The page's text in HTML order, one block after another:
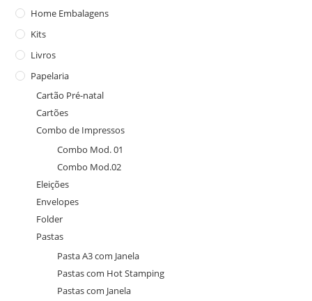
Home Embalagens
Kits
Livros
Papelaria
Cartão Pré-natal
Cartões
Combo de Impressos
Combo Mod. 01
Combo Mod.02
Eleições
Envelopes
Folder
Pastas
Pasta A3 com Janela
Pastas com Hot Stamping
Pastas com Janela